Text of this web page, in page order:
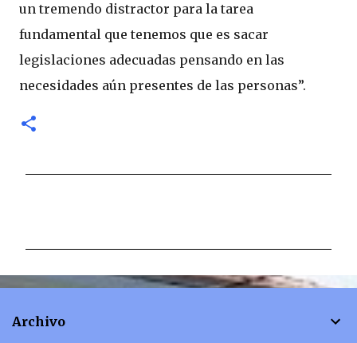
un tremendo distractor para la tarea
fundamental que tenemos que es sacar
legislaciones adecuadas pensando en las
necesidades aún presentes de las personas”.
n
Archivo